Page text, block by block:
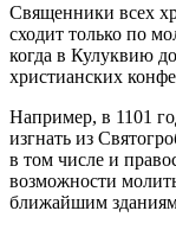
Священники всех
сходит только по
когда в Кулуквию
христианских
Например, в 1101
изгнать из
в том числе и
возможности
ближайшим